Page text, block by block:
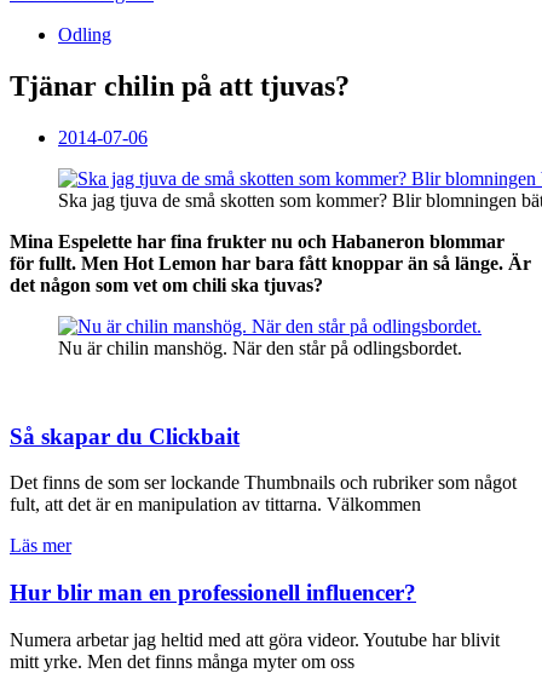
Odling
Tjänar chilin på att tjuvas?
2014-07-06
Ska jag tjuva de små skotten som kommer? Blir blomningen
Mina Espelette har fina frukter nu och Habaneron blommar
för fullt. Men Hot Lemon har bara fått knoppar än så länge. Är
det någon som vet om chili ska tjuvas?
Nu är chilin manshög. När den står på odlingsbordet.
Så skapar du Clickbait
Det finns de som ser lockande Thumbnails och rubriker som något
fult, att det är en manipulation av tittarna. Välkommen
Läs mer
Hur blir man en professionell influencer?
Numera arbetar jag heltid med att göra videor. Youtube har blivit
mitt yrke. Men det finns många myter om oss